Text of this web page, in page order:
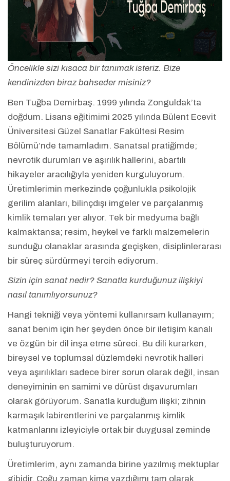
Öncelikle sizi kısaca bir tanımak isteriz. Bize
kendinizden biraz bahseder misiniz?
Ben Tuğba Demirbaş. 1999 yılında Zonguldak’ta
doğdum. Lisans eğitimimi 2025 yılında Bülent Ecevit
Üniversitesi Güzel Sanatlar Fakültesi Resim
Bölümü’nde tamamladım. Sanatsal pratiğimde;
nevrotik durumları ve aşırılık hallerini, abartılı
hikayeler aracılığıyla yeniden kurguluyorum.
Üretimlerimin merkezinde çoğunlukla psikolojik
gerilim alanları, bilinçdışı imgeler ve parçalanmış
kimlik temaları yer alıyor. Tek bir medyuma bağlı
kalmaktansa; resim, heykel ve farklı malzemelerin
sunduğu olanaklar arasında geçişken, disiplinlerarası
bir süreç sürdürmeyi tercih ediyorum.
Sizin için sanat nedir? Sanatla kurduğunuz ilişkiyi
nasıl tanımlıyorsunuz?
Hangi tekniği veya yöntemi kullanırsam kullanayım;
sanat benim için her şeyden önce bir iletişim kanalı
ve özgün bir dil inşa etme süreci. Bu dili kurarken,
bireysel ve toplumsal düzlemdeki nevrotik halleri
veya aşırılıkları sadece birer sorun olarak değil, insan
deneyiminin en samimi ve dürüst dışavurumları
olarak görüyorum. Sanatla kurduğum ilişki; zihnin
karmaşık labirentlerini ve parçalanmış kimlik
katmanlarını izleyiciyle ortak bir duygusal zeminde
buluşturuyorum.
Üretimlerim, aynı zamanda birine yazılmış mektuplar
gibidir. Çoğu zaman kime yazdığımı tam olarak